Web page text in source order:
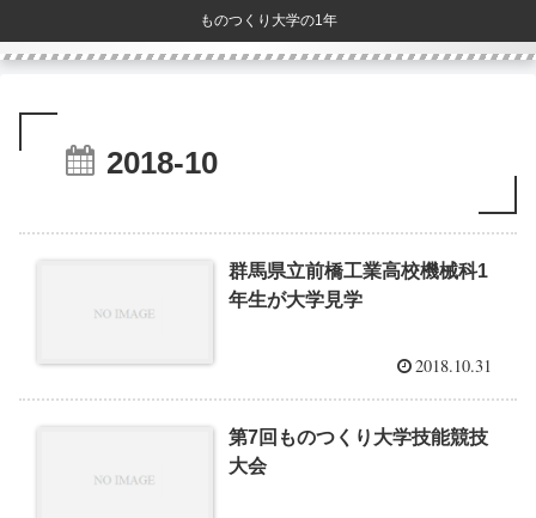
ものつくり大学の1年
2018-10
群馬県立前橋工業高校機械科1
年生が大学見学
2018.10.31
第7回ものつくり大学技能競技
大会